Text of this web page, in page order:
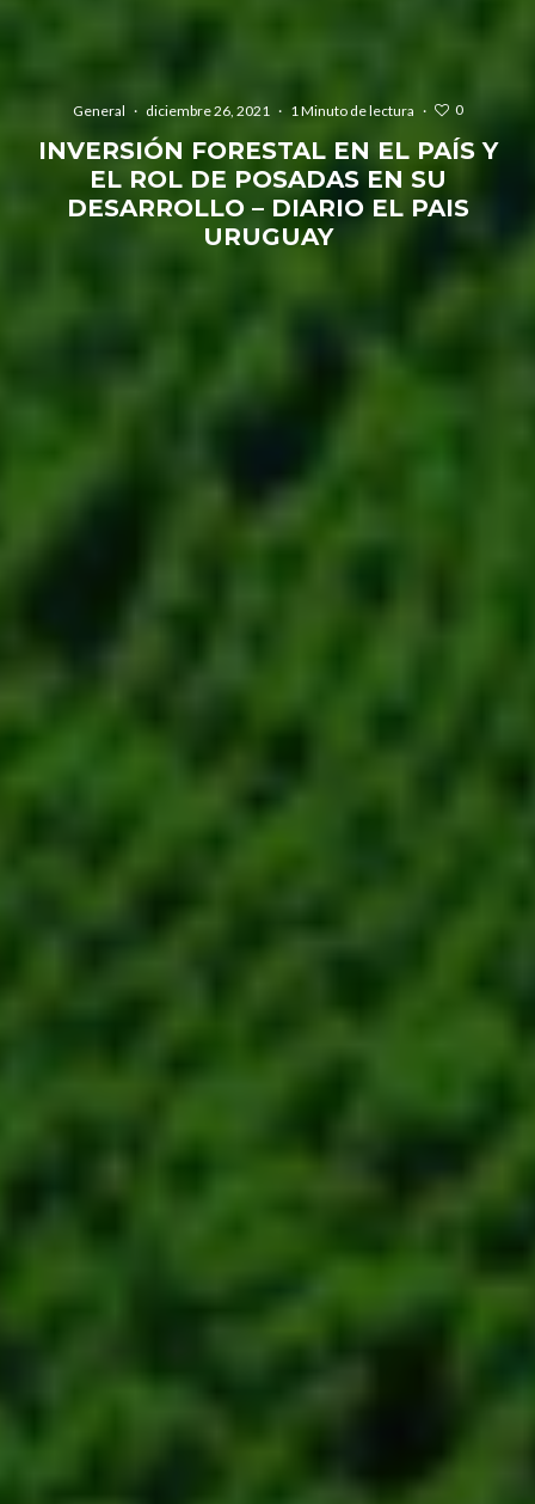
General · diciembre 26, 2021 · 1 Minuto de lectura · 0
INVERSIÓN FORESTAL EN EL PAÍS Y
EL ROL DE POSADAS EN SU
DESARROLLO – DIARIO EL PAIS
URUGUAY